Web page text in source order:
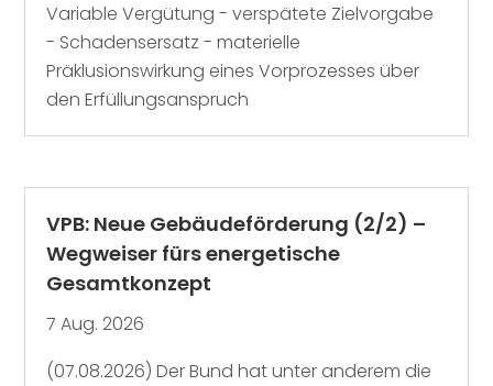
Variable Vergütung - verspätete Zielvorgabe
- Schadensersatz - materielle
Präklusionswirkung eines Vorprozesses über
den Erfüllungsanspruch
VPB: Neue Gebäudeförderung (2/2) –
Wegweiser fürs energetische
Gesamtkonzept
7 Aug. 2026
(07.08.2026) Der Bund hat unter anderem die